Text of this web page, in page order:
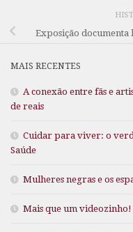
Exposição
MAIS RECENTES
A conexão entre fãs e
de reais
Cuidar para viver: o
Saúde
Mulheres negras e os
Mais que um videozinho!